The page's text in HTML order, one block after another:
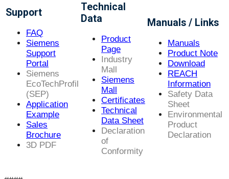
Support
FAQ
Siemens
Support
Portal
Siemens
EcoTechProfil
(SEP)
Application
Example
Sales
Brochure
3D PDF
Technical
Data
Product
Page
Industry
Mall
Siemens
Mall
Certificates
Technical
Data Sheet
Declaration
of
Conformity
Manuals / Links
Manuals
Product Note
Download
REACH
Information
Safety Data
Sheet
Environmental
Product
Declaration